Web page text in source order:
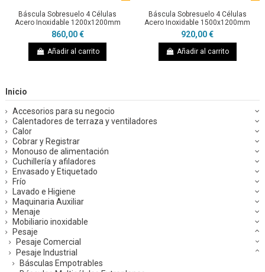
Báscula Sobresuelo 4 Células
Acero Inoxidable 1200x1200mm
860,00 €
Añadir al carrito
Báscula Sobresuelo 4 Células
Acero Inoxidable 1500x1200mm
920,00 €
Añadir al carrito
Inicio
Accesorios para su negocio
Calentadores de terraza y ventiladores
Calor
Cobrar y Registrar
Monouso de alimentación
Cuchillería y afiladores
Envasado y Etiquetado
Frío
Lavado e Higiene
Maquinaria Auxiliar
Menaje
Mobiliario inoxidable
Pesaje
Pesaje Comercial
Pesaje Industrial
Básculas Empotrables